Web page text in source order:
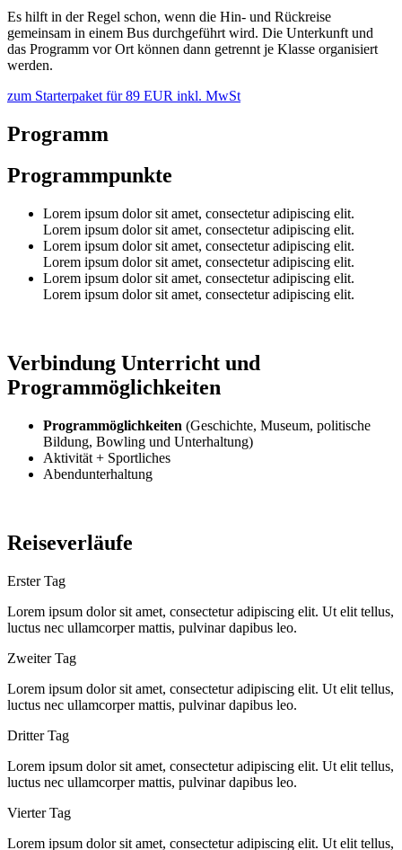
Es hilft in der Regel schon, wenn die Hin- und Rückreise
gemeinsam in einem Bus durchgeführt wird. Die Unterkunft und
das Programm vor Ort können dann getrennt je Klasse organisiert
werden.
zum Starterpaket für 89 EUR inkl. MwSt
Programm
Programmpunkte
Lorem ipsum dolor sit amet, consectetur adipiscing elit.
Lorem ipsum dolor sit amet, consectetur adipiscing elit.
Lorem ipsum dolor sit amet, consectetur adipiscing elit.
Lorem ipsum dolor sit amet, consectetur adipiscing elit.
Lorem ipsum dolor sit amet, consectetur adipiscing elit.
Lorem ipsum dolor sit amet, consectetur adipiscing elit.
Verbindung Unterricht und
Programmöglichkeiten
Programmöglichkeiten (Geschichte, Museum, politische
Bildung, Bowling und Unterhaltung)
Aktivität + Sportliches
Abendunterhaltung
Reiseverläufe
Erster Tag
Lorem ipsum dolor sit amet, consectetur adipiscing elit. Ut elit tellus,
luctus nec ullamcorper mattis, pulvinar dapibus leo.
Zweiter Tag
Lorem ipsum dolor sit amet, consectetur adipiscing elit. Ut elit tellus,
luctus nec ullamcorper mattis, pulvinar dapibus leo.
Dritter Tag
Lorem ipsum dolor sit amet, consectetur adipiscing elit. Ut elit tellus,
luctus nec ullamcorper mattis, pulvinar dapibus leo.
Vierter Tag
Lorem ipsum dolor sit amet, consectetur adipiscing elit. Ut elit tellus,